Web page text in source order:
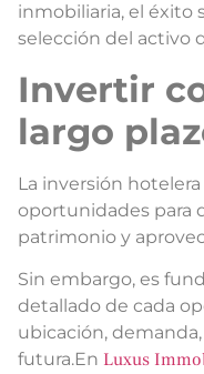
inmobiliaria, el éxito
selección del activo
Invertir
largo
La inversión
oportunidades para
patrimonio y
Sin embargo, es
detallado de cada
ubicación,
futura.En Luxus